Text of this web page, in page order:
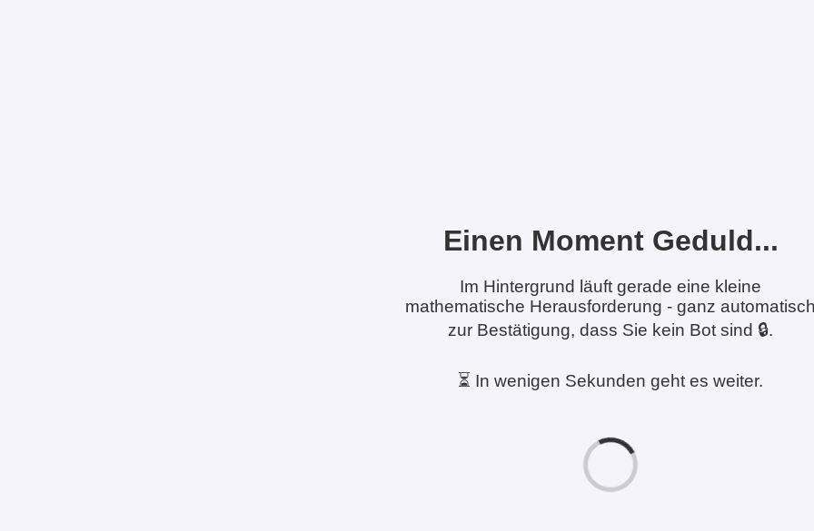
Einen Moment Geduld...
Im Hintergrund läuft gerade eine kleine
mathematische Herausforderung - ganz
zur Bestätigung, dass Sie kein Bot sind 🔒.
⏳ In wenigen Sekunden geht es weiter.